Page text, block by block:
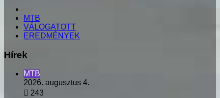
MTB
VÁLOGATOTT
EREDMÉNYEK
Hírek
MTB
2026. augusztus 4.
243